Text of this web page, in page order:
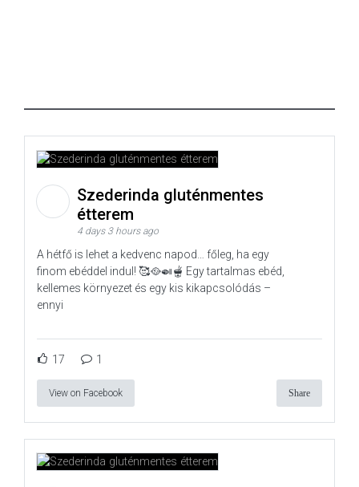
Szederinda gluténmentes
étterem
4 days 3 hours ago
A hétfő is lehet a kedvenc napod… főleg, ha egy
finom ebéddel indul! 🥰🥘🍛🫕 Egy tartalmas ebéd,
kellemes környezet és egy kis kikapcsolódás –
ennyi
17 1
View on Facebook Share